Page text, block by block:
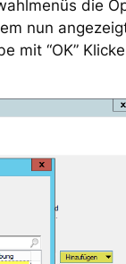
die
nun
mit “OK”